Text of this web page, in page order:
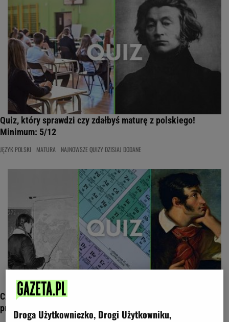
Quiz, który sprawdzi czy zdałbyś maturę z polskiego!
Minimum: 5/12
JĘZYK POLSKI MATURA NAJNOWSZE QUIZY DZISIAJ DODANE
Czy szkolna wiedza uleciała Ci już z głowy? Rozwiąż quiz i
przekonaj się
Droga Użytkowniczko, Drogi Użytkowniku,